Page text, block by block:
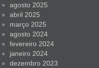
agosto 2025
abril 2025
março 2025
agosto 2024
fevereiro 2024
janeiro 2024
dezembro 2023